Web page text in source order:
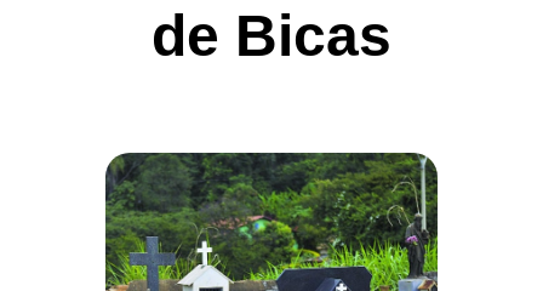
de Bicas